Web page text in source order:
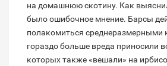
на домашнюю скотину. Как
было ошибочное мнение. Барсы
полакомиться
гораздо больше вреда приносили
которых также «вешали» на